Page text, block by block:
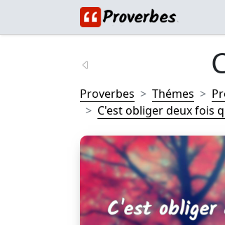
Proverbes Thémes
C'est obliger deux fois